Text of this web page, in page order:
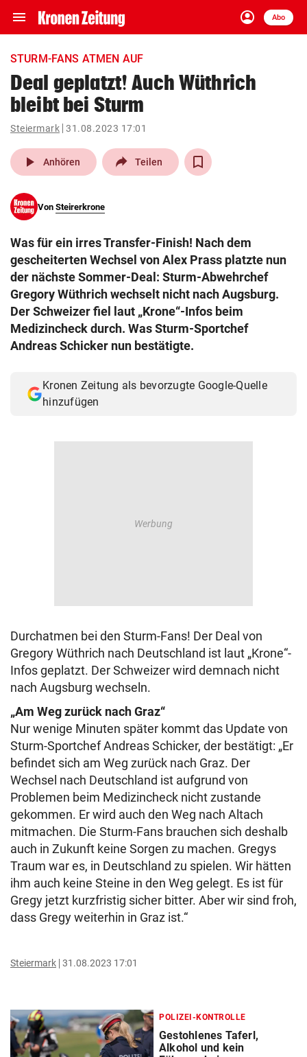
menu Navigation
ein-/ausklappen
account_circle
Anmelden
Abo
close Schließen
account_circle Anmelden
pin_drop
Wien arrow_right
search
eingeben
© Krone Multimedia GmbH & Co KG 2026
Muthgasse 2, 1190 Wien
STURM-FANS ATMEN AUF
Deal geplatzt! Auch Wüthrich
bleibt bei Sturm
Steiermark 31.08.2023 17:01
play_arrow Anhören Teilen
Von Steirerkrone
Was für ein irres Transfer-Finish! Nach dem
gescheiterten Wechsel von Alex Prass platzte nun
der nächste Sommer-Deal: Sturm-Abwehrchef
Gregory Wüthrich wechselt nicht nach Augsburg.
Der Schweizer fiel laut „Krone“-Infos beim
Medizincheck durch. Was Sturm-Sportchef
Andreas Schicker nun bestätigte.
Kronen Zeitung als bevorzugte Google-Quelle
hinzufügen
Durchatmen bei den Sturm-Fans! Der Deal von
Gregory Wüthrich nach Deutschland ist laut „Krone“-
Infos geplatzt. Der Schweizer wird demnach nicht
nach Augsburg wechseln.
„Am Weg zurück nach Graz“
Nur wenige Minuten später kommt das Update von
Sturm-Sportchef Andreas Schicker, der bestätigt: „Er
befindet sich am Weg zurück nach Graz. Der
Wechsel nach Deutschland ist aufgrund von
Problemen beim Medizincheck nicht zustande
gekommen. Er wird auch den Weg nach Altach
mitmachen. Die Sturm-Fans brauchen sich deshalb
auch in Zukunft keine Sorgen zu machen. Gregys
Traum war es, in Deutschland zu spielen. Wir hätten
ihm auch keine Steine in den Weg gelegt. Es ist für
Gregy jetzt kurzfristig sicher bitter. Aber wir sind froh,
dass Gregy weiterhin in Graz ist.“
Steiermark 31.08.2023 17:01
POLIZEI-KONTROLLE
Gestohlenes Taferl,
Alkohol und kein